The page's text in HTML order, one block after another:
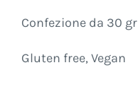
Confezione da 30 gr
Gluten free, Vegan